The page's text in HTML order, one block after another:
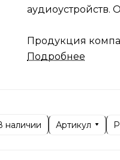
аудиоустройств.
Продукция
ценятся за
- Аудиосистемы:
- Аксессуары:
Подробнее
наличии Артикул